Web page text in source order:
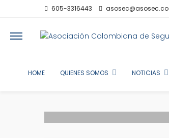
605-3316443 asosec@asosec.co
HOME QUIENES SOMOS NOTICIAS